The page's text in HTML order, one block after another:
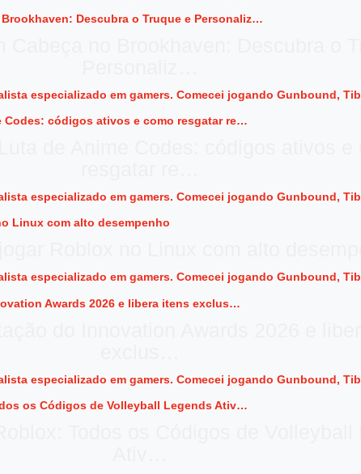
especializado em gamers. Comecei jogando Gunbound,
especializado em gamers. Comecei jogando Gunbound,
especializado em gamers. Comecei jogando Gunbound,
especializado em gamers. Comecei jogando Gunbound,